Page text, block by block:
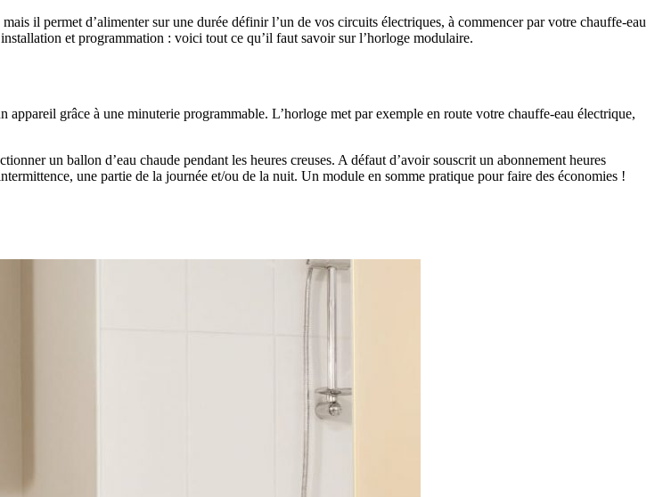
il permet d’alimenter sur une durée définir l’un de vos circuits électriques, à commencer par votre chauffe-eau
et programmation : voici tout ce qu’il faut savoir sur l’horloge modulaire.
grâce à une minuterie programmable. L’horloge met par exemple en route votre chauffe-eau électrique,
un ballon d’eau chaude pendant les heures creuses. A défaut d’avoir souscrit un abonnement heures
une partie de la journée et/ou de la nuit. Un module en somme pratique pour faire des économies !